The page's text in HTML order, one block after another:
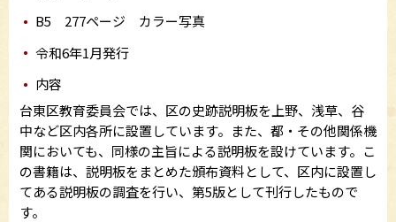
B5 277ページ カラー写真
令和6年1月発行
内容
台東区教育委員会では、区の史跡説明板を上野、浅草、谷
中など区内各所に設置しています。また、都・その他関係機
関においても、同様の主旨による説明板を設けています。こ
の書籍は、説明板をまとめた頒布資料として、区内に設置し
てある説明板の調査を行い、第5版として刊行したもので
す。